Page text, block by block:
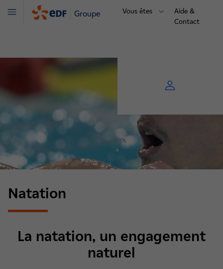
Groupe Vous êtes
Aide &
Contact
Menu
Natation
La natation, un engagement
naturel